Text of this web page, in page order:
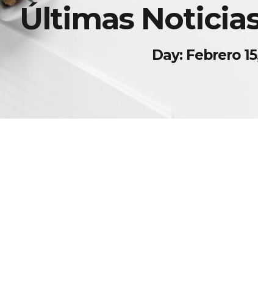
Últimas
Day: Febrero